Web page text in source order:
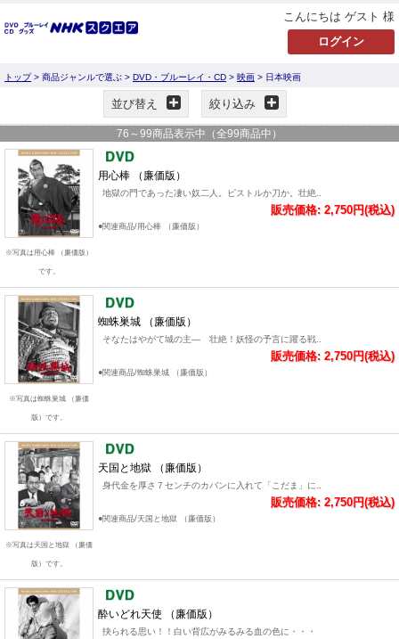
こんにちは ゲスト 様
トップ> 商品ジャンルで選ぶ > DVD・ブルーレイ・CD > 映画 > 日本映画
並び替え 絞り込み
76 ～ 99商品表示中（全99商品中）
※写真は用心棒 （廉価版）
です。
用心棒 （廉価版）
地獄の門であった凄い奴二人。ピストルか刀か。壮絶..
販売価格: 2,750円(税込)
●関連商品/用心棒 （廉価版）
※写真は蜘蛛巣城 （廉価
版）です。
蜘蛛巣城 （廉価版）
そなたはやがて城の主― 壮絶！妖怪の予言に躍る戦..
販売価格: 2,750円(税込)
●関連商品/蜘蛛巣城 （廉価版）
※写真は天国と地獄 （廉価
版）です。
天国と地獄 （廉価版）
身代金を厚さ７センチのカバンに入れて「こだま」に..
販売価格: 2,750円(税込)
●関連商品/天国と地獄 （廉価版）
酔いどれ天使 （廉価版）
抉られる思い！！白い背広がみるみる血の色に・・・